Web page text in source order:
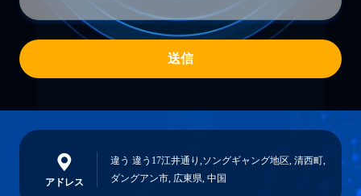
送信
アドレス
違う 違う17江井通り,ソングギャング地区, 清西町,
ダングアン市, 広東県, 中国